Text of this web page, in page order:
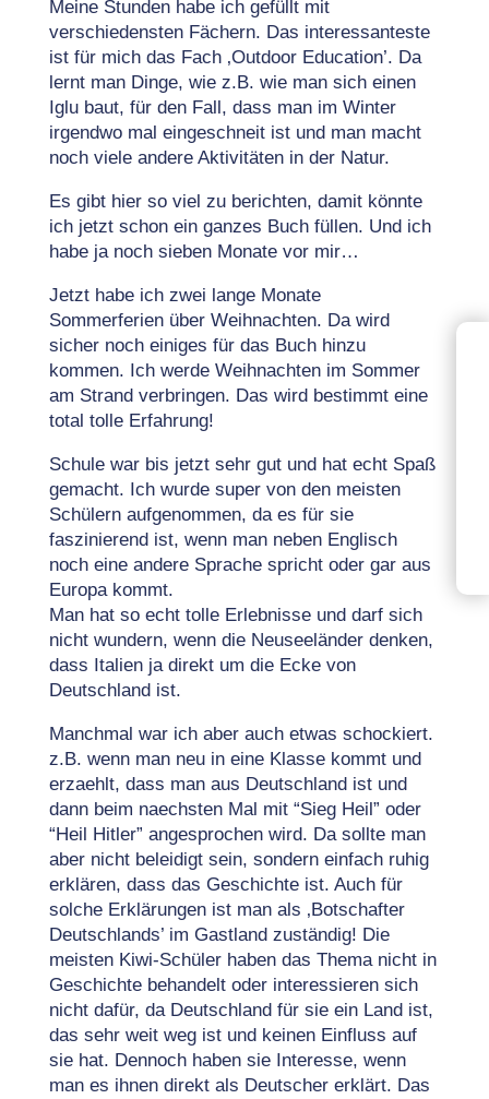
Meine Stunden habe ich gefüllt mit
verschiedensten Fächern. Das interessanteste
ist für mich das Fach ‚Outdoor Education’. Da
lernt man Dinge, wie z.B. wie man sich einen
Iglu baut, für den Fall, dass man im Winter
irgendwo mal eingeschneit ist und man macht
noch viele andere Aktivitäten in der Natur.
Es gibt hier so viel zu berichten, damit könnte
ich jetzt schon ein ganzes Buch füllen. Und ich
habe ja noch sieben Monate vor mir…
Jetzt habe ich zwei lange Monate
Sommerferien über Weihnachten. Da wird
sicher noch einiges für das Buch hinzu
kommen. Ich werde Weihnachten im Sommer
am Strand verbringen. Das wird bestimmt eine
total tolle Erfahrung!
Schule war bis jetzt sehr gut und hat echt Spaß
gemacht. Ich wurde super von den meisten
Schülern aufgenommen, da es für sie
faszinierend ist, wenn man neben Englisch
noch eine andere Sprache spricht oder gar aus
Europa kommt.
Man hat so echt tolle Erlebnisse und darf sich
nicht wundern, wenn die Neuseeländer denken,
dass Italien ja direkt um die Ecke von
Deutschland ist.
Manchmal war ich aber auch etwas schockiert.
z.B. wenn man neu in eine Klasse kommt und
erzaehlt, dass man aus Deutschland ist und
dann beim naechsten Mal mit “Sieg Heil” oder
“Heil Hitler” angesprochen wird. Da sollte man
aber nicht beleidigt sein, sondern einfach ruhig
erklären, dass das Geschichte ist. Auch für
solche Erklärungen ist man als ‚Botschafter
Deutschlands’ im Gastland zuständig! Die
meisten Kiwi-Schüler haben das Thema nicht in
Geschichte behandelt oder interessieren sich
nicht dafür, da Deutschland für sie ein Land ist,
das sehr weit weg ist und keinen Einfluss auf
sie hat. Dennoch haben sie Interesse, wenn
man es ihnen direkt als Deutscher erklärt. Das